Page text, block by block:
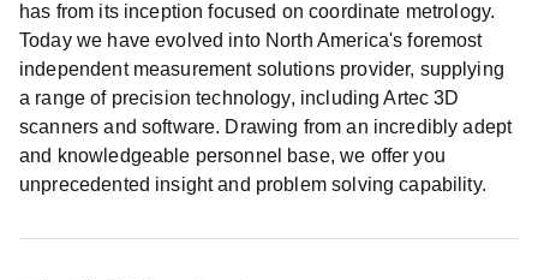
has from its inception focused on coordinate metrology.
Today we have evolved into North America's foremost
independent measurement solutions provider, supplying
a range of precision technology, including Artec 3D
scanners and software. Drawing from an incredibly adept
and knowledgeable personnel base, we offer you
unprecedented insight and problem solving capability.